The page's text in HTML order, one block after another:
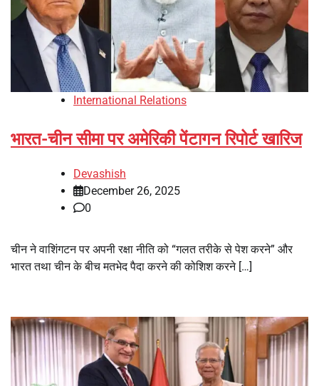
International Relations
भारत-चीन सीमा पर अमेरिकी पेंटागन रिपोर्ट खारिज
Devashish
December 26, 2025
0
चीन ने वाशिंगटन पर अपनी रक्षा नीति को “गलत तरीके से पेश करने” और
भारत तथा चीन के बीच मतभेद पैदा करने की कोशिश करने […]